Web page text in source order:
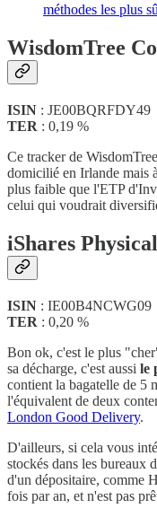
méthodes les plus
WisdomTree
ISIN : JE00BQRFDY49
TER : 0,19 %
Ce tracker de
domicilié en Irlande mais à
plus faible que l'ETP
celui qui voudrait
iShares
ISIN : IE00B4NCWG09
TER : 0,20 %
Bon ok, c'est le plus
sa décharge, c'est aussi le
contient la bagatelle de 5
l'équivalent de deux
London Good Delivery.
D'ailleurs, si cela vous
stockés dans les bureaux
d'un dépositaire, comme
fois par an, et n'est pas